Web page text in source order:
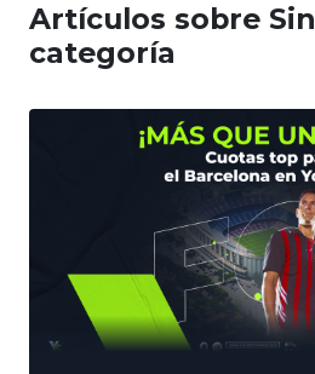
Artículos sobre Sin
categoría